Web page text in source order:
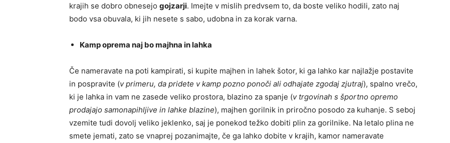
krajih se dobro obnesejo gojzarji. Imejte v mislih predvsem to, da boste veliko hodili, zato naj
bodo vsa obuvala, ki jih nesete s sabo, udobna in za korak varna.
Kamp oprema naj bo majhna in lahka
Če nameravate na poti kampirati, si kupite majhen in lahek šotor, ki ga lahko kar najlažje postavite
in pospravite (v primeru, da pridete v kamp pozno ponoči ali odhajate zgodaj zjutraj), spalno vrečo,
ki je lahka in vam ne zasede veliko prostora, blazino za spanje (v trgovinah s športno opremo
prodajajo samonapihljive in lahke blazine), majhen gorilnik in priročno posodo za kuhanje. S seboj
vzemite tudi dovolj veliko jeklenko, saj je ponekod težko dobiti plin za gorilnike. Na letalo plina ne
smete jemati, zato se vnaprej pozanimajte, če ga lahko dobite v krajih, kamor nameravate